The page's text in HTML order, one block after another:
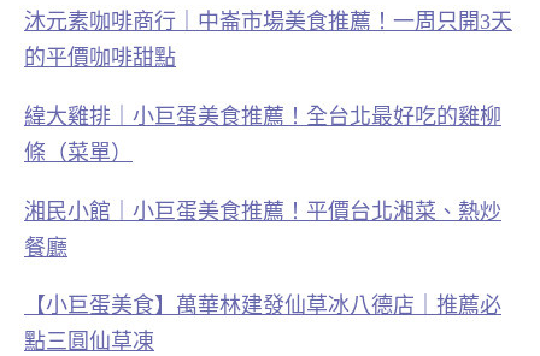
沐元素咖啡商行｜中崙市場美食推薦！一周只開3天
的平價咖啡甜點
緯大雞排｜小巨蛋美食推薦！全台北最好吃的雞柳
條（菜單）
湘民小館｜小巨蛋美食推薦！平價台北湘菜、熱炒
餐廳
【小巨蛋美食】萬華林建發仙草冰八德店｜推薦必
點三圓仙草凍